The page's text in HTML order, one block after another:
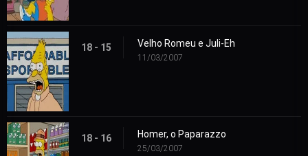
18 - 15 Velho Romeu e Juli-Eh
11/03/2007
18 - 16 Homer, o Paparazzo
25/03/2007